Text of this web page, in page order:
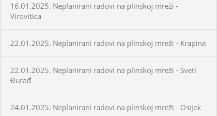
16.01.2025. Neplanirani radovi na plinskoj mreži -
Virovitica
22.01.2025. Neplanirani radovi na plinskoj mreži - Krapina
22.01.2025. Neplanirani radovi na plinskoj mreži - Sveti
Đurađ
24.01.2025. Neplanirani radovi na plinskoj mreži - Osijek